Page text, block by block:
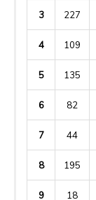
3 227
4 109
5 135
6 82
7 44
8 195
9 18